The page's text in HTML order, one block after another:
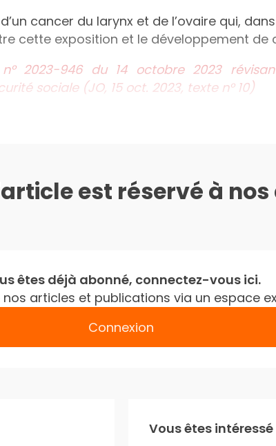
cancer du larynx et de l’ovaire qui,
cette exposition et le développement
2023-946 du 14 octobre 2023
sociale (JO, 15 oct. 2023, texte n° 10)
est réservé à
êtes déjà abonné, connectez-vous ici.
articles et publications via un espace
Connexion
Vous êtes